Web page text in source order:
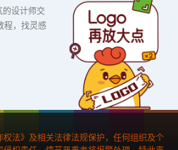
设计师交
程，找灵感
法》及相关法律法规保护，任何组织及个